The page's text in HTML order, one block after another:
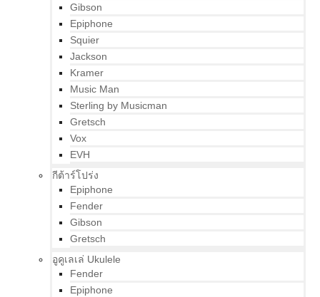
Gibson
Epiphone
Squier
Jackson
Kramer
Music Man
Sterling by Musicman
Gretsch
Vox
EVH
กีต้าร์โปร่ง
Epiphone
Fender
Gibson
Gretsch
อูคูเลเล่ Ukulele
Fender
Epiphone